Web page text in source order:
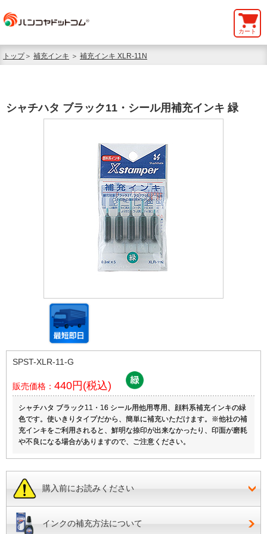
カート
トップ＞ 補充インキ ＞ 補充インキ XLR-11N
シャチハタ ブラック11・シール用補充インキ 緑
SPST-XLR-11-G
販売価格： 440円(税込)
シャチハタ ブラック11・16 シール用他用専用、顔料系補充インキの緑
色です。使いきりタイプだから、簡単に補充いただけます。※他社の補
充インキをご利用されると、鮮明な捺印が出来なかったり、印面が磨耗
や不良になる場合がありますので、ご注意ください。
購入前にお読みください
インクの補充方法について